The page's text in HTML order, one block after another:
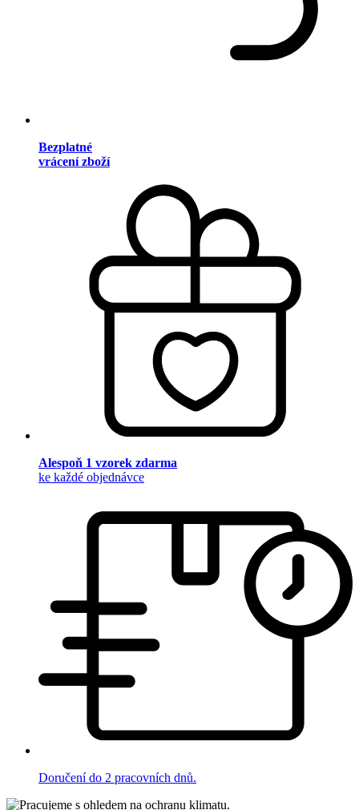
Bezplatné
vrácení zboží
Alespoň 1 vzorek zdarma
ke každé objednávce
Doručení do 2 pracovních dnů.